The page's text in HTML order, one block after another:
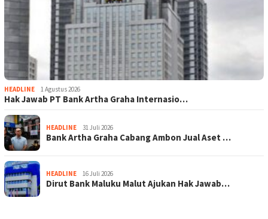
HEADLINE 1 Agustus 2026
Hak Jawab PT Bank Artha Graha Internasio…
HEADLINE 31 Juli 2026
Bank Artha Graha Cabang Ambon Jual Aset …
HEADLINE 16 Juli 2026
Dirut Bank Maluku Malut Ajukan Hak Jawab…